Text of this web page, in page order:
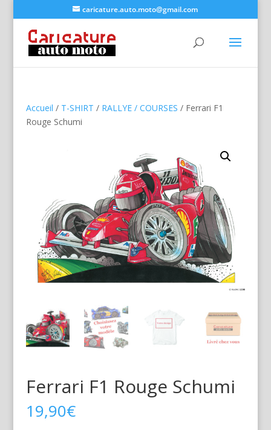
caricature.auto.moto@gmail.com
Accueil / T-SHIRT / RALLYE / COURSES / Ferrari F1
Rouge Schumi
Ferrari F1 Rouge Schumi
19,90€